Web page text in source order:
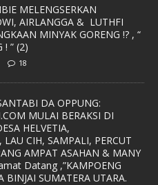
MELENGSERKAN
AIRLANGGA & LUTHFI
MINYAK GORENG !? , “
! ” (2)
18
DA OPPUNG:
MULAI BERAKSI DI
HELVETIA,
LAU CIH, SAMPALI, PERCUT
AMPAT ASAHAN & MANY
Datang ,”KAMPOENG
BINJAI SUMATERA UTARA.